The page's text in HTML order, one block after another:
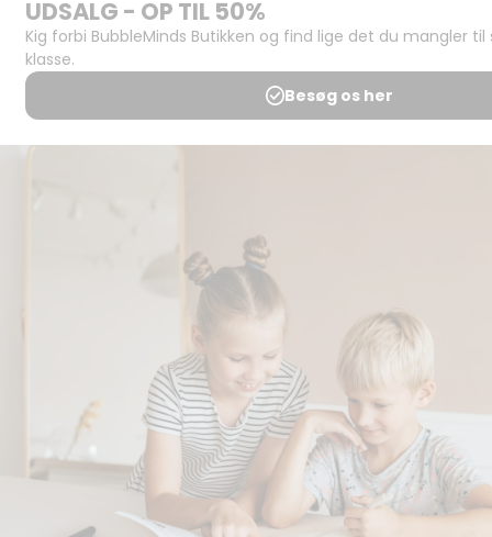
Support og
juridisk:
Spørgsmål og
svar
Medlemsbetingelser
Handels- og
undervisningsinstitutionens
aftale med Tekst & Node.
Kopiering, der går ud over
begrænsningsreglerne i
aftalen med Tekst & Node,
kan alene finde sted efter
forudgående aftale med